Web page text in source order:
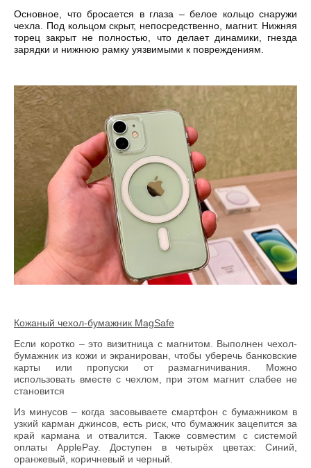
Основное, что бросается в глаза – белое кольцо снаружи
чехла. Под кольцом скрыт, непосредственно, магнит. Нижняя
торец закрыт не полностью, что делает динамики, гнезда
зарядки и нижнюю рамку уязвимыми к повреждениям.
Кожаный чехол-бумажник MagSafe
Если коротко – это визитница с магнитом. Выполнен чехол-
бумажник из кожи и экранирован, чтобы уберечь банковские
карты или пропуски от размагничивания. Можно
использовать вместе с чехлом, при этом магнит слабее не
становится
Из минусов – когда засовываете смартфон с бумажником в
узкий карман джинсов, есть риск, что бумажник зацепится за
край кармана и отвалится. Также совместим с системой
оплаты ApplePay. Доступен в четырёх цветах: Синий,
оранжевый, коричневый и черный.